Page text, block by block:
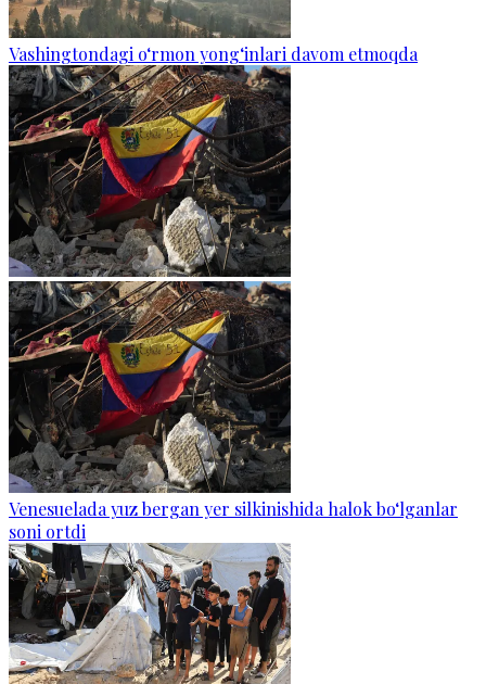
Vashingtondagi o‘rmon yong‘inlari davom etmoqda
Venesuelada yuz bergan yer silkinishida halok bo‘lganlar
soni ortdi